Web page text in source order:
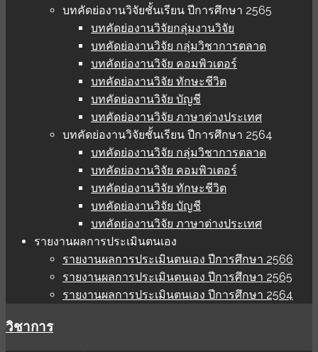
บทคัดย่องานวิจัยชั้นเรียน ปีการศึกษา 2565
บทคัดย่องานวิจัยกลุ่มงานวิจัย
บทคัดย่องานวิจัย กลุ่มวิชาการตลาด
บทคัดย่องานวิจัย คอมพิวเตอร์
บทคัดย่องานวิจัย ทักษะชีวิต
บทคัดย่องานวิจัย บัญชี
บทคัดย่องานวิจัย ภาษาต่างประเทศ
บทคัดย่องานวิจัยชั้นเรียน ปีการศึกษา 2564
บทคัดย่องานวิจัย กลุ่มวิชาการตลาด
บทคัดย่องานวิจัย คอมพิวเตอร์
บทคัดย่องานวิจัย ทักษะชีวิต
บทคัดย่องานวิจัย บัญชี
บทคัดย่องานวิจัย ภาษาต่างประเทศ
รายงานผลการประเมินตนเอง
รายงานผลการประเมินตนเอง ปีการศึกษา 2566
รายงานผลการประเมินตนเอง ปีการศึกษา 2565
รายงานผลการประเมินตนเอง ปีการศึกษา 2564
วิชาการ